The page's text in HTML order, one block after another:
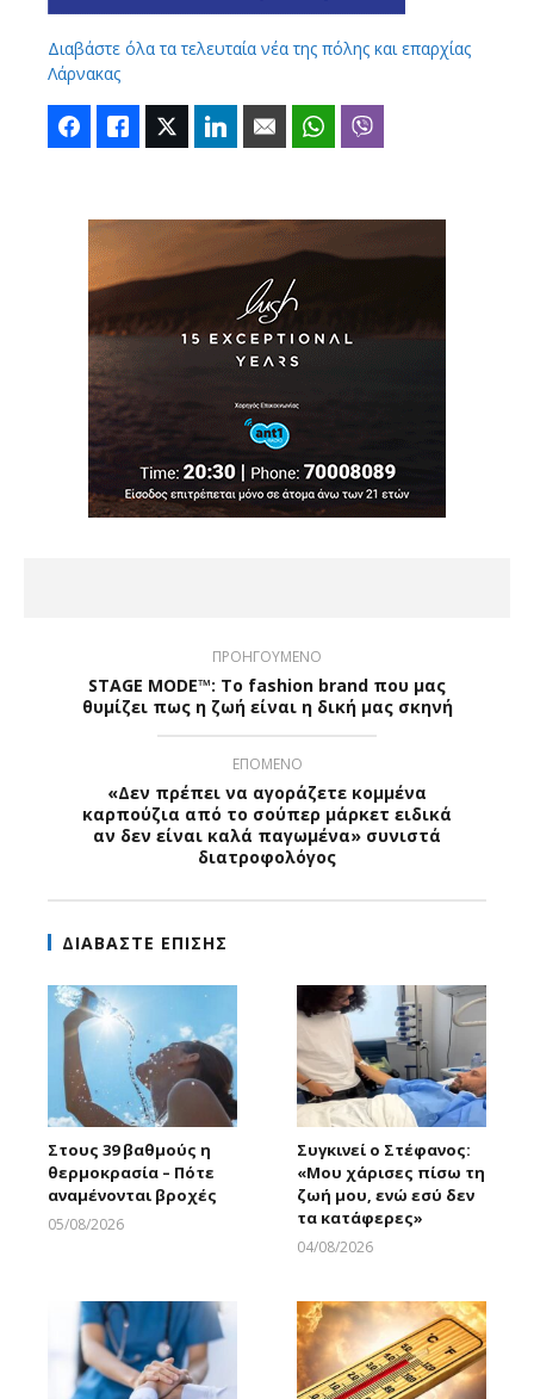
Διαβάστε όλα τα τελευταία νέα της πόλης και επαρχίας
Λάρνακας
FacebookLike Twitter LinkedIn Email WhatsApp
ΠΡΟΗΓΟΥΜΕΝΟ
STAGE MODE™: Το fashion brand που μας
θυμίζει πως η ζωή είναι η δική μας σκηνή
ΕΠΟΜΕΝΟ
«Δεν πρέπει να αγοράζετε κομμένα
καρπούζια από το σούπερ μάρκετ ειδικά
αν δεν είναι καλά παγωμένα» συνιστά
διατροφολόγος
ΔΙΑΒΑΣΤΕ ΕΠΙΣΗΣ
Στους 39 βαθμούς η
θερμοκρασία – Πότε
αναμένονται βροχές
05/08/2026
Συγκινεί ο Στέφανος:
«Μου χάρισες πίσω τη
ζωή μου, ενώ εσύ δεν
τα κατάφερες»
04/08/2026